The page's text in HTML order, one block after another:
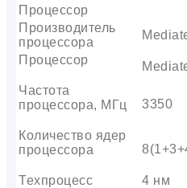
Процессор
Производитель
процессора
Процессор
Частота
процессора, МГц
3350
Количество ядер
процессора
Техпроцесс
4 нм